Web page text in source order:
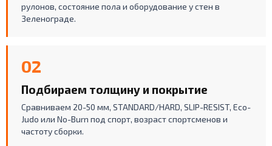
рулонов, состояние пола и оборудование у стен в
Зеленограде.
02
Подбираем толщину и покрытие
Сравниваем 20-50 мм, STANDARD/HARD, SLIP-RESIST, Eco-
Judo или No-Burn под спорт, возраст спортсменов и
частоту сборки.